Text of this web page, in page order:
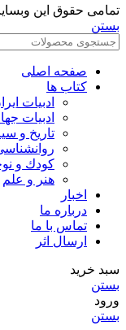
تمامی حقوق این
بستن
صفحه اصلی
کتاب ها
ادبیات
ادبیات
تاریخ و
کودك و
هنر و علم
اخبار
درباره ما
تماس با ما
ارسال اثر
سبد خرید
بستن
ورود
بستن